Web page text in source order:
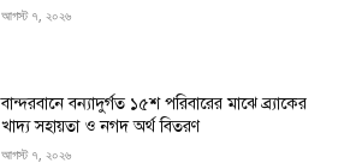
আগস্ট ৭, ২০২৬
বান্দরবানে বন্যাদুর্গত ১৫শ পরিবারের মাঝে ব্র্যাকের
খাদ্য সহায়তা ও নগদ অর্থ বিতরণ
আগস্ট ৭, ২০২৬